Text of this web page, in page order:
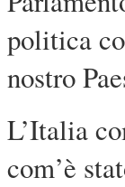
politica
nostro
L’Italia
com’è